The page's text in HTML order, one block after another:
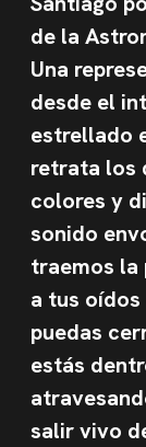
de la
Una
desde el
estrellado
retrata los
colores y
sonido
traemos la
a tus
puedas
estás
salir vivo